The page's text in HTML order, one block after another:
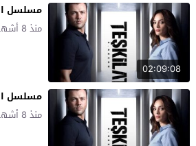
02:09:08
مسلسل
منذ 8 أشهر
مسلسل
منذ 8 أشهر